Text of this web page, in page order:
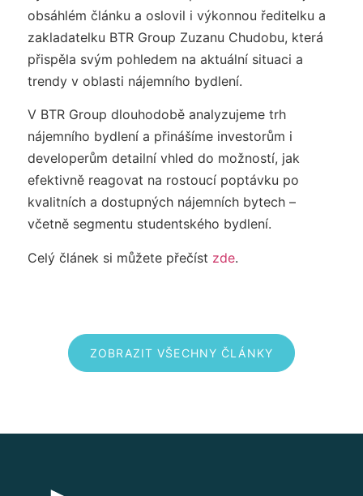
obsáhlém článku a oslovil i výkonnou ředitelku a
zakladatelku BTR Group Zuzanu Chudobu, která
přispěla svým pohledem na aktuální situaci a
trendy v oblasti nájemního bydlení.
V BTR Group dlouhodobě analyzujeme trh
nájemního bydlení a přinášíme investorům i
developerům detailní vhled do možností, jak
efektivně reagovat na rostoucí poptávku po
kvalitních a dostupných nájemních bytech –
včetně segmentu studentského bydlení.
Celý článek si můžete přečíst zde.
ZOBRAZIT VŠECHNY ČLÁNKY